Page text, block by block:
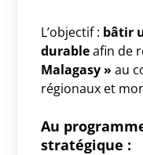
L’objectif : bâtir
durableafin de
Malagasy » au
régionaux et
Au
stratégique :